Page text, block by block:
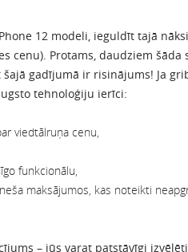
12 modeli, ieguldīt tajā
cenu). Protams, daudziem šāda
gadījumā ir risinājums! Ja
tehnoloģiju ierīci:
viedtālruņa cenu,
funkcionālu,
maksājumos, kas noteikti
– jūs varat patstāvīgi